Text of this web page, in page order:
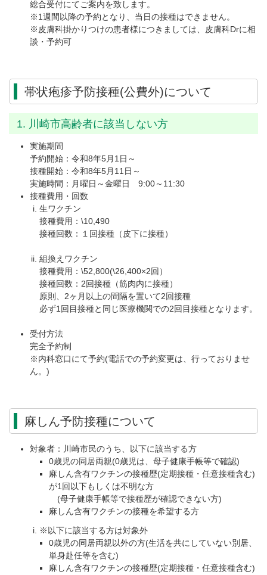
総合受付にてご案内を致します。
※1週間以降の予約となり、当日の接種はできません。
※皮膚科掛かりつけの患者様につきましては、皮膚科Drに相
談・予約可
帯状疱疹予防接種(公費外)について
1. 川崎市高齢者に該当しない方
実施期間
予約開始：令和8年5月1日～
接種開始：令和8年5月11日～
実施時間：月曜日～金曜日 9:00～11:30
接種費用・回数
生ワクチン
接種費用：\10,490
接種回数：１回接種（皮下に接種）
組換えワクチン
接種費用：\52,800(\26,400×2回）
接種回数：2回接種（筋肉内に接種）
原則、2ヶ月以上の間隔を置いて2回接種
必ず1回目接種と同じ医療機関での2回目接種となります。
受付方法
完全予約制
※内科窓口にて予約(電話での予約変更は、行っておりませ
ん。)
麻しん予防接種について
対象者：川崎市民のうち、以下に該当する方
0歳児の同居両親(0歳児は、母子健康手帳等で確認)
麻しん含有ワクチンの接種歴(定期接種・任意接種含む)
が1回以下もしくは不明な方
(母子健康手帳等で接種歴が確認できない方)
麻しん含有ワクチンの接種を希望する方
※以下に該当する方は対象外
0歳児の同居両親以外の方(生活を共にしていない別居、
単身赴任等を含む)
麻しん含有ワクチンの接種歴(定期接種・任意接種含む)